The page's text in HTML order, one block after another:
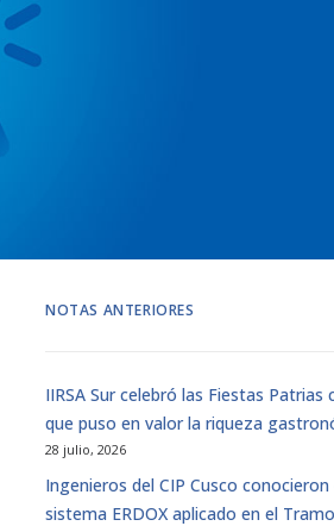
NOTAS ANTERIORES
IIRSA Sur celebró las Fiestas Patrias
que puso en valor la riqueza
28 julio, 2026
Ingenieros del CIP Cusco
sistema ERDOX aplicado en el